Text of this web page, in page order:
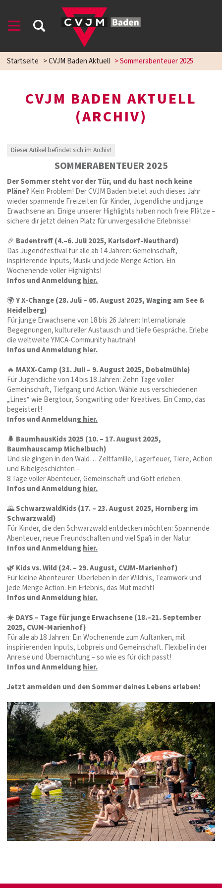
Startseite >CVJM Baden Aktuell >Sommerabenteuer 2025
CVJM BADEN AKTUELL
(ARCHIV)
Dieser Artikel befindet sich im Archiv!
SOMMERABENTEUER 2025
Der Sommer steht vor der Tür, und du hast noch keine
Pläne?Kein Problem! Der CVJM Baden bietet auch dieses Jahr
wieder spannende Freizeiten für Kinder, Jugendliche und junge
Erwachsene an. Einige unserer Highlights haben noch freie Plätze –
sichere dir jetzt deinen Platz für unvergessliche Erlebnisse!
🎉 Badentreff (4.–6. Juli 2025, Karlsdorf-Neuthard)
Das Jugendfestival für alle ab 14 Jahren: Gemeinschaft,
inspirierende Inputs, Musik und jede Menge Action. Ein
Wochenende voller Highlights!
Infos und Anmeldunghier.
🌍Y X-Change (28. Juli – 05. August 2025, Waging am See &
Heidelberg)
Für junge Erwachsene von 18 bis 26 Jahren: Internationale
Begegnungen, kultureller Austausch und tiefe Gespräche. Erlebe
die weltweite YMCA-Community hautnah!
Infos und Anmeldunghier.
🔥 MAXX-Camp (31. Juli – 9. August 2025, Dobelmühle)
Für Jugendliche von 14 bis 18 Jahren: Zehn Tage voller
Gemeinschaft, Tiefgang und Action. Wähle aus verschiedenen
„Lines“ wie Bergtour, Songwriting oder Kreatives. Ein Camp, das
begeistert!
Infos und Anmeldunghier.
🌲 BaumhausKids 2025 (10. – 17. August 2025,
Baumhauscamp Michelbuch)
Und sie gingen in den Wald… Zeltfamilie, Lagerfeuer, Tiere, Action
und Bibelgeschichten –
8 Tage voller Abenteuer, Gemeinschaft und Gott erleben.
Infos und Anmeldunghier.
🌄SchwarzwaldKids (17. – 23. August 2025, Hornberg im
Schwarzwald)
Für Kinder, die den Schwarzwald entdecken möchten: Spannende
Abenteuer, neue Freundschaften und viel Spaß in der Natur.
Infos und Anmeldunghier.
🌿 Kids vs. Wild (24. – 29. August, CVJM-Marienhof)
Für kleine Abenteurer: Überleben in der Wildnis, Teamwork und
jede Menge Action. Ein Erlebnis, das Mut macht!
Infos und Anmeldunghier.
☀️ DAYS – Tage für junge Erwachsene (18.–21. September
2025, CVJM-Marienhof)
Für alle ab 18 Jahren: Ein Wochenende zum Auftanken, mit
inspirierenden Inputs, Lobpreis und Gemeinschaft. Flexibel in der
Anreise und Übernachtung – so wie es für dich passt!
Infos und Anmeldunghier.
Jetzt anmelden und den Sommer deines Lebens erleben!